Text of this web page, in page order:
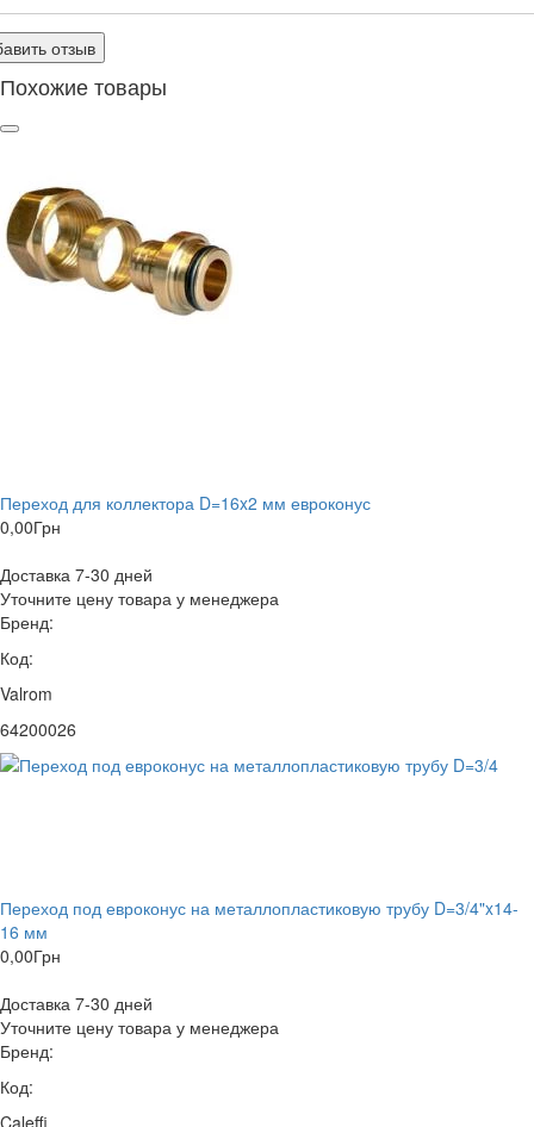
отзыв
Похожие товары
Переход для коллектора D=16x2 мм евроконус
0,00Грн
Доставка 7-30 дней
Уточните цену товара у менеджера
Бренд:
Код:
Valrom
64200026
Переход под евроконус на металлопластиковую трубу D=3/4"x14-
16 мм
0,00Грн
Доставка 7-30 дней
Уточните цену товара у менеджера
Бренд:
Код:
Caleffi